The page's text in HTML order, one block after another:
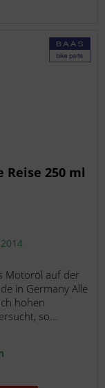
Reise 250 ml
Motoröl auf der
in Germany Alle
hohen
so...